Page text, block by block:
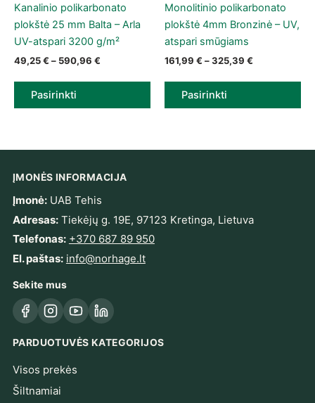
Kanalinio polikarbonato
plokštė 25 mm Balta – Arla
UV-atspari 3200 g/m²
49,25€ – 590,96 € Price range: 49,25 € through 590,96 €
Pasirinkti
Monolitinio polikarbonato
plokštė 4mm Bronzinė – UV,
atspari smūgiams
161,99 € –325,39 €
Pasirinkti
ĮMONĖS INFORMACIJA
Įmonė:UAB Tehis
Adresas:Tiekėjų g. 19E, 97123 Kretinga, Lietuva
Telefonas: +370 687 89 950
El. paštas: info@norhage.lt
Sekite mus
FacebookInstagram
YouTubeLinkedIn
PARDUOTUVĖS KATEGORIJOS
Visos prekės
Šiltnamiai